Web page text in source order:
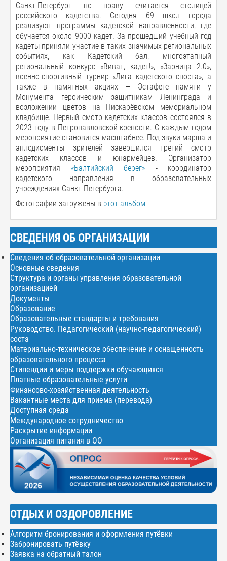
Санкт-Петербург по праву считается столицей
российского кадетства. Сегодня 69 школ города
реализуют программы кадетской направленности, где
обучается около 9000 кадет. За прошедший учебный год
кадеты приняли участие в таких значимых региональных
событиях, как Кадетский бал, многоэтапный
региональный конкурс «Виват, кадет!», «Зарница 2.0»,
военно-спортивный турнир «Лига кадетского спорта», а
также в памятных акциях — Эстафете памяти у
Монумента героическим защитникам Ленинграда и
возложении цветов на Пискарёвском мемориальном
кладбище. Первый смотр кадетских классов состоялся в
2023 году в Петропавловской крепости. С каждым годом
мероприятие становится масштабнее. Под звуки марша и
аплодисменты зрителей завершился третий смотр
кадетских классов и юнармейцев. Организатор
мероприятия «Балтийский берег» - координатор
кадетского направления в образовательных
учреждениях Санкт-Петербурга.
Фотографии загружены в этот альбом
СВЕДЕНИЯ ОБ ОРГАНИЗАЦИИ
Сведения об образовательной организации
Основные сведения
Структура и органы управления образовательной
организацией
Документы
Образование
Образовательные стандарты и требования
Руководство. Педагогический (научно-педагогический)
соста
Материально-техническое обеспечение и оснащенность
образовательного процесса
Стипендии и меры поддержки обучающихся
Платные образовательные услуги
Финансово-хозяйственная деятельность
Вакантные места для приема (перевода)
Доступная среда
Международное сотрудничество
Раскрытие информации
Организация питания в ОО
ОТДЫХ И ОЗДОРОВЛЕНИЕ
Алгоритм бронирования и оформления путёвки
Забронировать путёвку
Заявка на обратный талон